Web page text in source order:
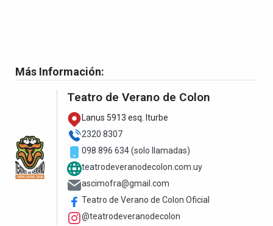
Más Información:
Teatro de Verano de Colon
Lanus 5913 esq. Iturbe
2320 8307
098 896 634 (solo llamadas)
teatrodeveranodecolon.com.uy
ascimofra@gmail.com
Teatro de Verano de Colon Oficial
@teatrodeveranodecolon